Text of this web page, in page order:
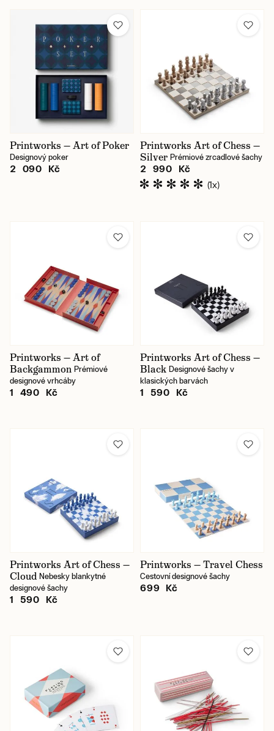
Printworks — Art of Poker
Designový poker
2 090 Kč
Printworks Art of Chess —
Silver Prémiové zrcadlové šachy
2 990 Kč
(1x)
Printworks — Art of
Backgammon Prémiové
designové vrhcáby
1 490 Kč
Printworks Art of Chess —
Black Designové šachy v
klasických barvách
1 590 Kč
Printworks Art of Chess —
Cloud Nebesky blankytné
designové šachy
1 590 Kč
Printworks — Travel Chess
Cestovní designové šachy
699 Kč